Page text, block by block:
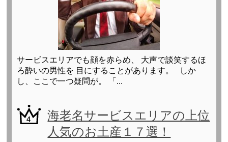
サービスエリアでも顔を赤らめ、 大声で談笑するほ
ろ酔いの男性を 目にすることがあります。 しか
し、ここで一つ疑問が。 「...
海老名サービスエリアの上位
人気のお土産１７選！